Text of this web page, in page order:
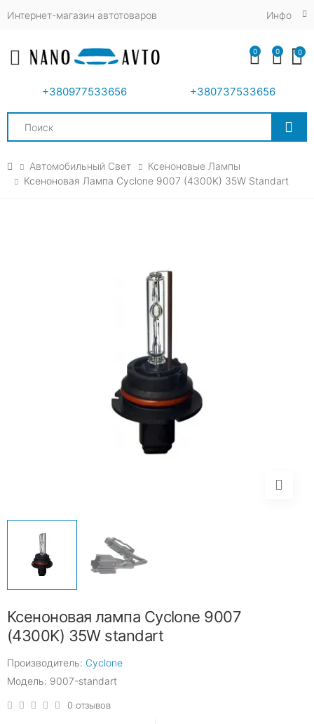
Интернет-магазин автотоваров Инфо
Toggle mobile menu
+380977533656 +380737533656
Search
0 0 0
Автомобильный Свет
Ксеноновые Лампы
Ксеноновая Лампа Cyclone 9007 (4300K) 35W Standart
Ксеноновая лампа Cyclone 9007
(4300K) 35W standart
Производитель: Cyclone
Модель: 9007-standart
0 отзывов